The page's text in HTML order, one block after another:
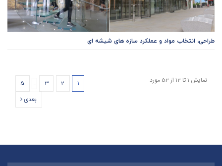
طراحی، انتخاب مواد و عملکرد سازه های شیشه ای
نمایش 1 تا 12 از 52 مورد 1
2
3
…
5
بعدی